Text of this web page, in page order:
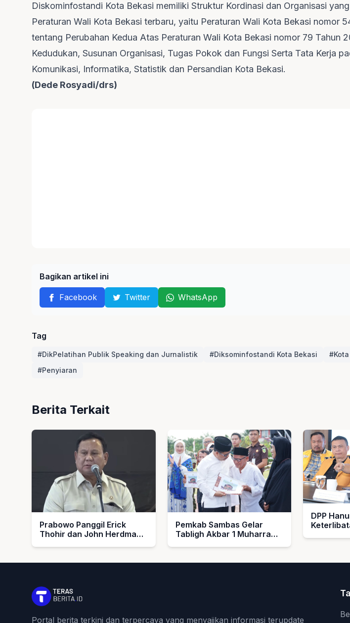
Diskominfostandi Kota Bekasi memiliki Struktur Kordinasi dan Organisasi
Peraturan Wali Kota Bekasi terbaru, yaitu Peraturan Wali Kota Bekasi nomor
tentang Perubahan Kedua Atas Peraturan Wali Kota Bekasi nomor 79 Tahun
Kedudukan, Susunan Organisasi, Tugas Pokok dan Fungsi Serta Tata Kerja
Komunikasi, Informatika, Statistik dan Persandian Kota Bekasi.
(Dede Rosyadi/drs)
Bagikan artikel ini
Facebook Twitter WhatsApp
Tag
#DikPelatihan Publik Speaking dan Jurnalistik #Diksominfostandi Kota Bekasi
#Penyiaran
Berita Terkait
Prabowo Panggil Erick
Thohir dan John Herdman,
Pemkab Sambas Gelar
Tabligh Akbar 1 Muharram
dan Imam Masjid
DPP
Portal berita terkini dan terpercaya yang menyajikan informasi terupdate